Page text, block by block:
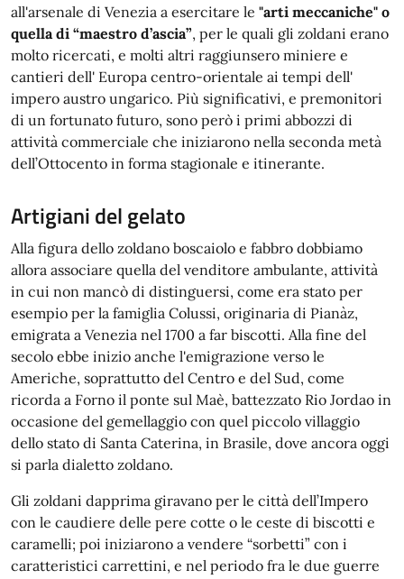
all'arsenale di Venezia a esercitare le "arti meccaniche" o
quella di “maestro d’ascia”, per le quali gli zoldani erano
molto ricercati, e molti altri raggiunsero miniere e
cantieri dell' Europa centro-orientale ai tempi dell'
impero austro ungarico. Più significativi, e premonitori
di un fortunato futuro, sono però i primi abbozzi di
attività commerciale che iniziarono nella seconda metà
dell’Ottocento in forma stagionale e itinerante.
Artigiani del gelato
Alla figura dello zoldano boscaiolo e fabbro dobbiamo
allora associare quella del venditore ambulante, attività
in cui non mancò di distinguersi, come era stato per
esempio per la famiglia Colussi, originaria di Pianàz,
emigrata a Venezia nel 1700 a far biscotti. Alla fine del
secolo ebbe inizio anche l'emigrazione verso le
Americhe, soprattutto del Centro e del Sud, come
ricorda a Forno il ponte sul Maè, battezzato Rio Jordao in
occasione del gemellaggio con quel piccolo villaggio
dello stato di Santa Caterina, in Brasile, dove ancora oggi
si parla dialetto zoldano.
Gli zoldani dapprima giravano per le città dell’Impero
con le caudiere delle pere cotte o le ceste di biscotti e
caramelli; poi iniziarono a vendere “sorbetti” con i
caratteristici carrettini, e nel periodo fra le due guerre